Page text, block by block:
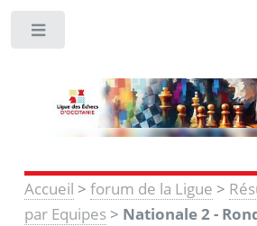
Accueil > forum de la Ligue >
par Equipes> Nationale 2 -